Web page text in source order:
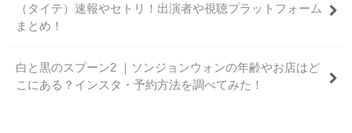
（タイテ）速報やセトリ！出演者や視聴プラットフォーム
まとめ！
白と黒のスプーン2 ｜ソンジョンウォンの年齢やお店はど
こにある？インスタ・予約方法を調べてみた！